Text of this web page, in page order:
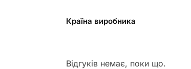
Країна виробника
Відгуків немає, поки що.